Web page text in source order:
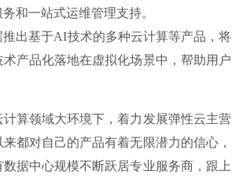
和一站式运维管理支持。
推出基于AI技术的多种云计算等产品，将
产品化落地在虚拟化场景中，帮助用户
计算领域大环境下，着力发展弹性云主营
都对自己的产品有着无限潜力的信心，
数据中心规模不断跃居专业服务商，跟上